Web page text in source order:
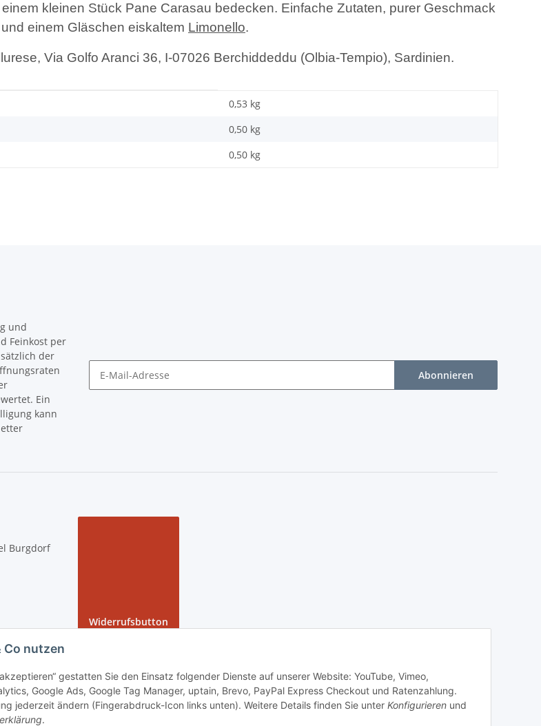
Co nutzen
gestatten Sie den Einsatz folgender Dienste auf unserer Website: YouTube, Vimeo,
Google Ads, Google Tag Manager, uptain, Brevo, PayPal Express Checkout und Ratenzahlung.
jederzeit ändern (Fingerabdruck-Icon links unten). Weitere Details finden Sie unter Konfigurieren und
.
kleinen Stück Pane Carasau bedecken. Einfache Zutaten, purer Geschmack
einem Gläschen eiskaltem Limonello.
Via Golfo Aranci 36, I-07026 Berchiddeddu (Olbia-Tempio), Sardinien.
0,53 kg
0,50 kg
0,50 kg
und
Feinkost per
der
Ein
kann
Abonnieren
Burgdorf
Widerrufsbutton